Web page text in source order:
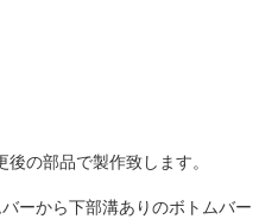
の部品で製作致します。
ーから下部溝ありのボトムバー